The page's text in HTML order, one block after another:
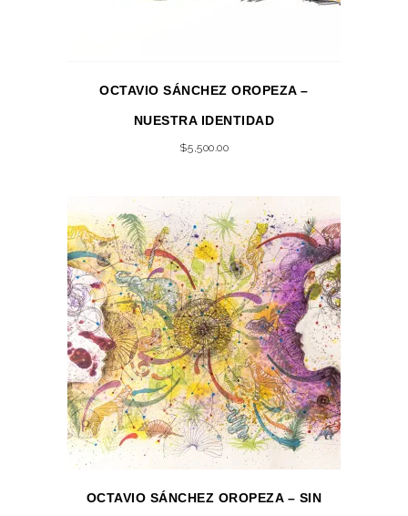
OCTAVIO SÁNCHEZ OROPEZA –
NUESTRA IDENTIDAD
$5,500.00
OCTAVIO SÁNCHEZ OROPEZA – SIN